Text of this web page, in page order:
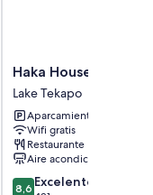
Haka
House
Lake
Tekapo
Lake
Tekapo
Haka House Lake
Lake Tekapo
Aparcamiento incluido
Wifi gratis
Restaurante
Aire acondicionado
8.6
8,6 Excelente